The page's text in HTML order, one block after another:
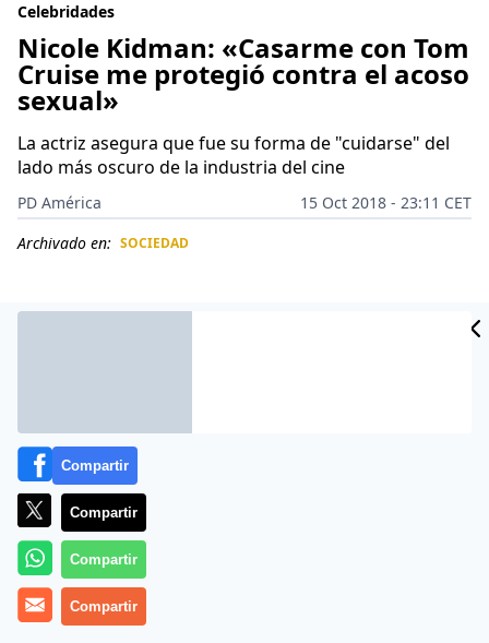
Celebridades
Nicole Kidman: «Casarme con Tom
Cruise me protegió contra el acoso
sexual»
La actriz asegura que fue su forma de "cuidarse" del
lado más oscuro de la industria del cine
PD América
15 Oct 2018 - 23:11 CET
Archivado en: SOCIEDAD
Muchos corazones quedaron rotos cuando, con tan
solo 22 años,Nicole Kidman
Compartir
Compartir
Compartir
Compartir